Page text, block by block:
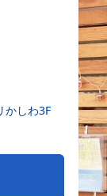
かしわ3F